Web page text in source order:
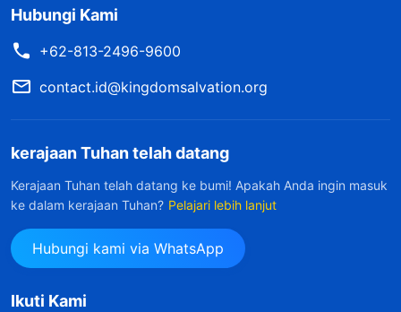
Hubungi Kami
+62-813-2496-9600
contact.id@kingdomsalvation.org
kerajaan Tuhan telah datang
Kerajaan Tuhan telah datang ke bumi! Apakah Anda ingin masuk
ke dalam kerajaan Tuhan? Pelajari lebih lanjut
Hubungi kami via WhatsApp
Ikuti Kami